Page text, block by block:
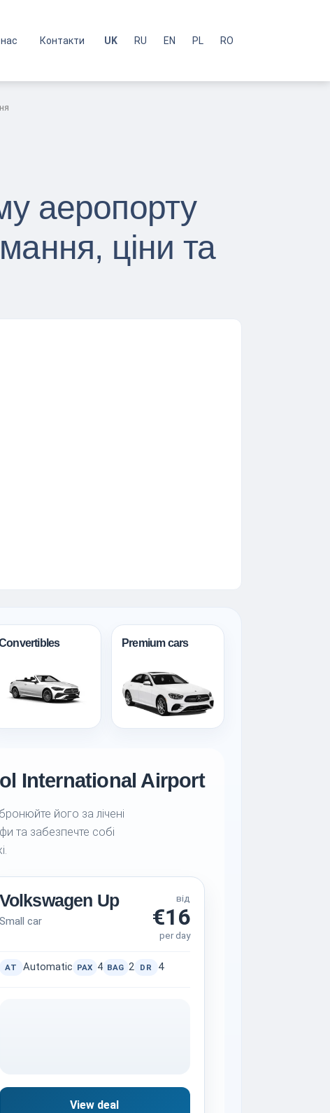
Контакти UK RU EN PL RO
аеропорту
ціни та
Premium cars
International Airport
його за лічені
та забезпечте собі
Volkswagen Up
Small car
від
€16
per day
AT Automatic PAX 4 BAG 2 DR 4
View deal